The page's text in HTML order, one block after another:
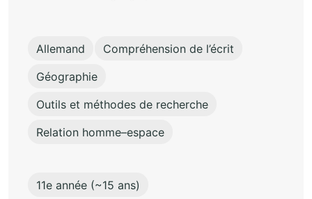
Allemand
Compréhension de l’écrit
Géographie
Outils et méthodes de recherche
Relation homme–espace
11e année (~15 ans)